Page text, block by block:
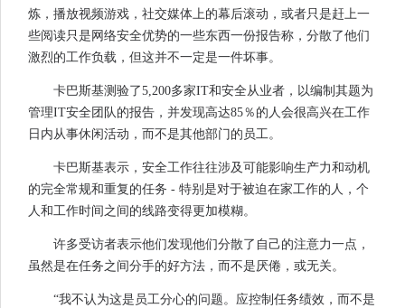
炼，播放视频游戏，社交媒体上的幕后滚动，或者只是赶上一
些阅读只是网络安全优势的一些东西一份报告称，分散了他们
激烈的工作负载，但这并不一定是一件坏事。
卡巴斯基测验了5,200多家IT和安全从业者，以编制其题为
管理IT安全团队的报告，并发现高达85％的人会很高兴在工作
日内从事休闲活动，而不是其他部门的员工。
卡巴斯基表示，安全工作往往涉及可能影响生产力和动机
的完全常规和重复的任务 - 特别是对于被迫在家工作的人，个
人和工作时间之间的线路变得更加模糊。
许多受访者表示他们发现他们分散了自己的注意力一点，
虽然是在任务之间分手的好方法，而不是厌倦，或无关。
“我不认为这是员工分心的问题。应控制任务绩效，而不是